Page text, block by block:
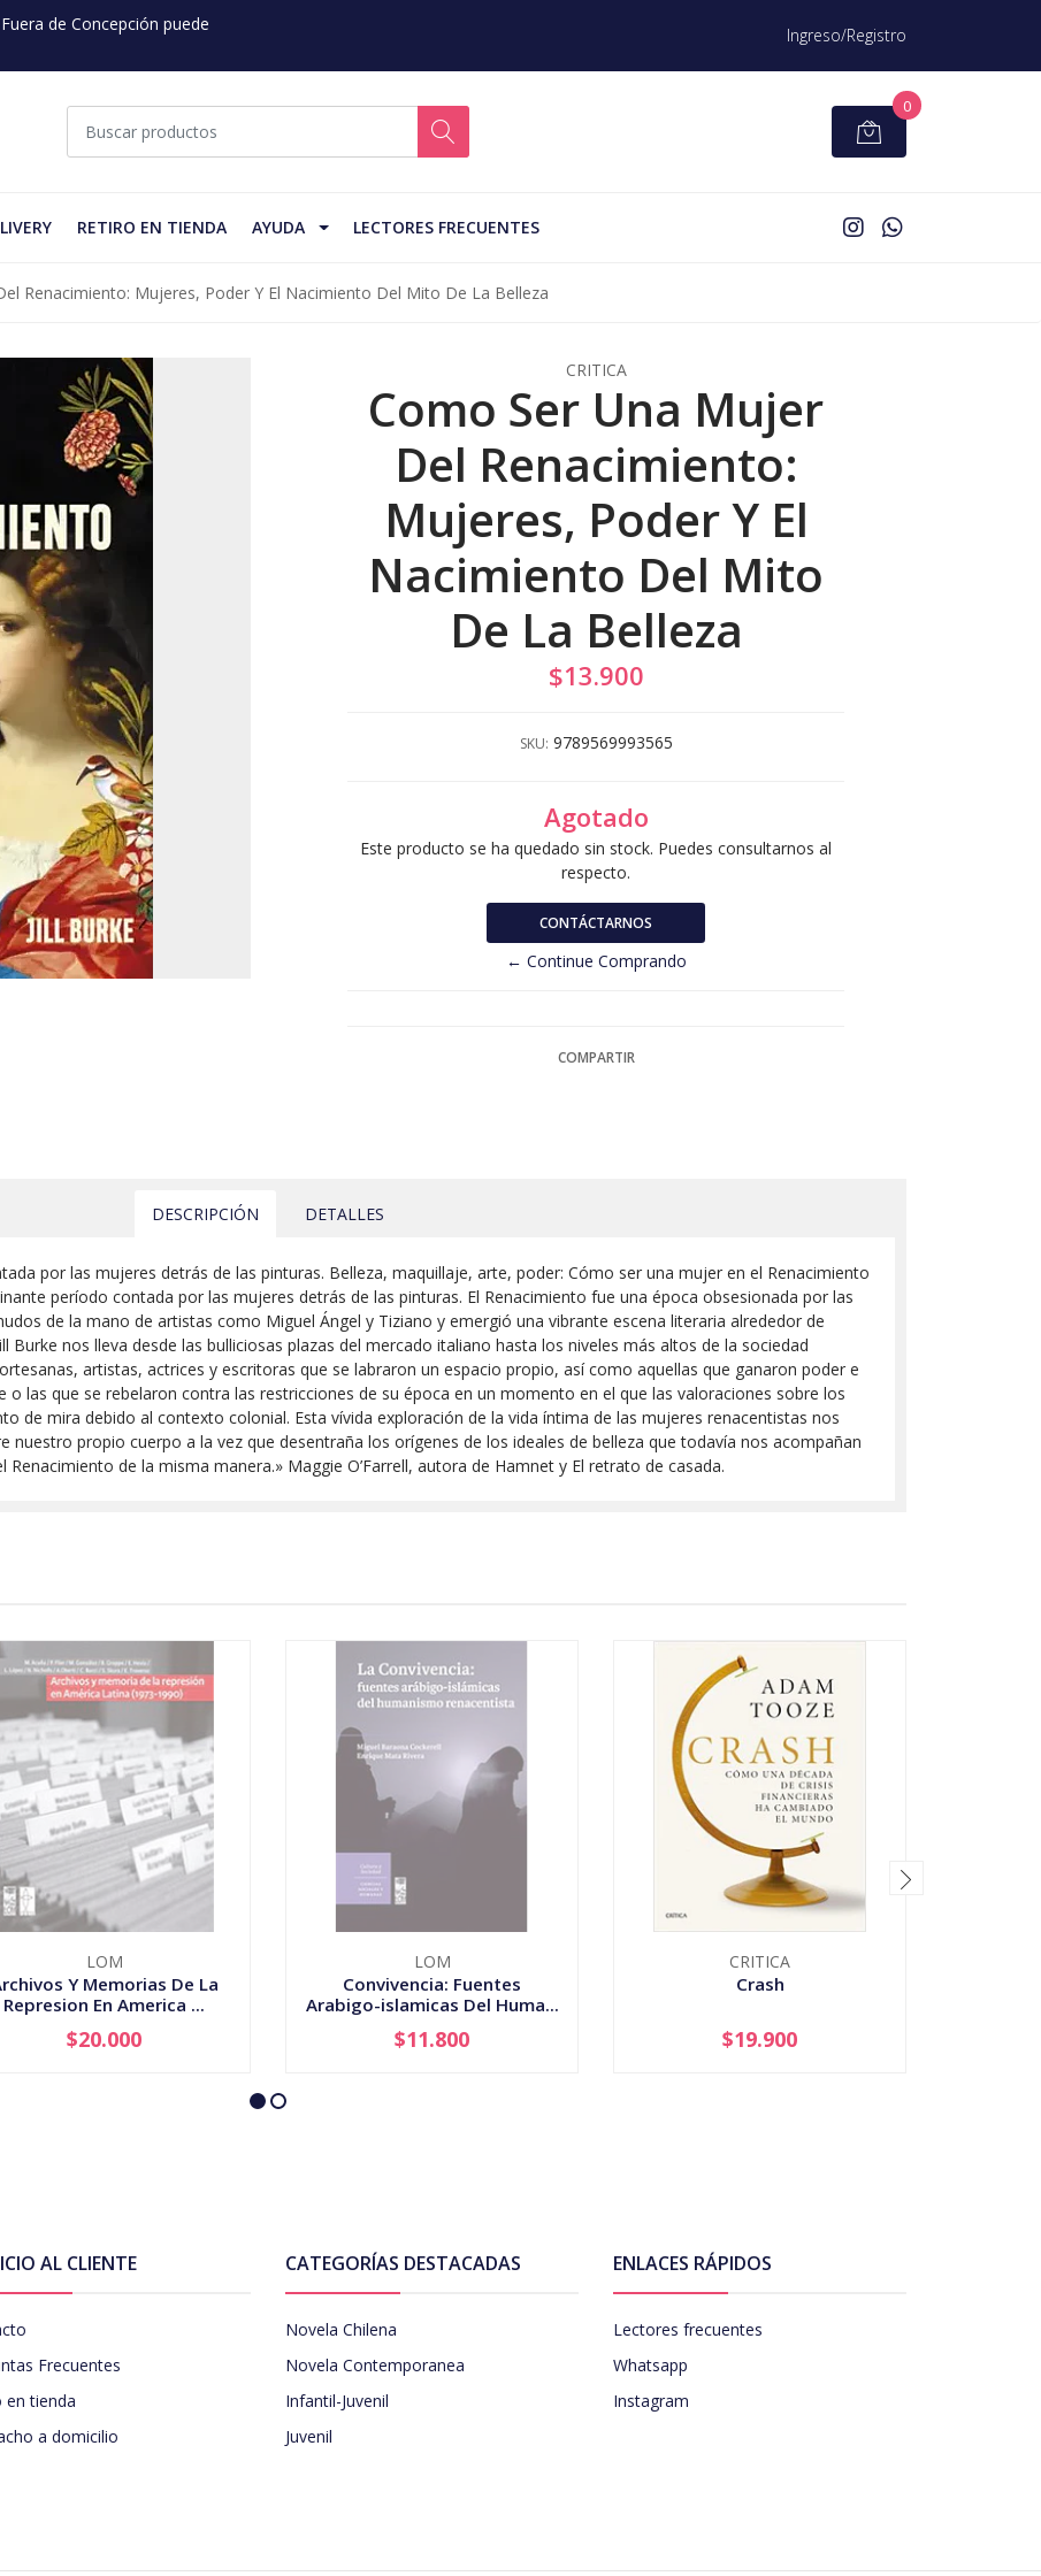
de Concepción puede
Ingreso/Registro
0
RETIRO EN TIENDA AYUDA LECTORES FRECUENTES
Renacimiento: Mujeres, Poder Y El Nacimiento Del Mito De La Belleza
CRITICA
Como Ser Una Mujer
Del Renacimiento:
Mujeres, Poder Y El
Nacimiento Del Mito
De La Belleza
$13.900
SKU: 9789569993565
Agotado
Este producto se ha quedado sin stock. Puedes consultarnos al
respecto.
CONTÁCTARNOS
← Continue Comprando
COMPARTIR
DESCRIPCIÓN DETALLES
por las mujeres detrás de las pinturas. Belleza, maquillaje, arte, poder: Cómo ser una mujer en el Renacimiento
período contada por las mujeres detrás de las pinturas. El Renacimiento fue una época obsesionada por las
de la mano de artistas como Miguel Ángel y Tiziano y emergió una vibrante escena literaria alrededor de
Burke nos lleva desde las bulliciosas plazas del mercado italiano hasta los niveles más altos de la sociedad
artistas, actrices y escritoras que se labraron un espacio propio, así como aquellas que ganaron poder e
las que se rebelaron contra las restricciones de su época en un momento en el que las valoraciones sobre los
de mira debido al contexto colonial. Esta vívida exploración de la vida íntima de las mujeres renacentistas nos
nuestro propio cuerpo a la vez que desentraña los orígenes de los ideales de belleza que todavía nos acompañan
de la misma manera.» Maggie O’Farrell, autora de Hamnet y El retrato de casada.
LOM
Y Memorias De La
Represion En America ...
AGOTADO
$20.000
LOM
Convivencia: Fuentes
Arabigo-islamicas Del Huma...
AGOTADO
$11.800
CRITICA
Crash
+
$19.900
AL CLIENTE
Frecuentes
en tienda
a domicilio
CATEGORÍAS DESTACADAS
Novela Chilena
Novela Contemporanea
Infantil-Juvenil
Juvenil
ENLACES RÁPIDOS
Lectores frecuentes
Whatsapp
Instagram